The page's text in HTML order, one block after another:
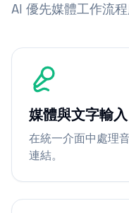
AI 優先媒體工作流程
媒體與文字輸入
在統一介面中處理
連結。